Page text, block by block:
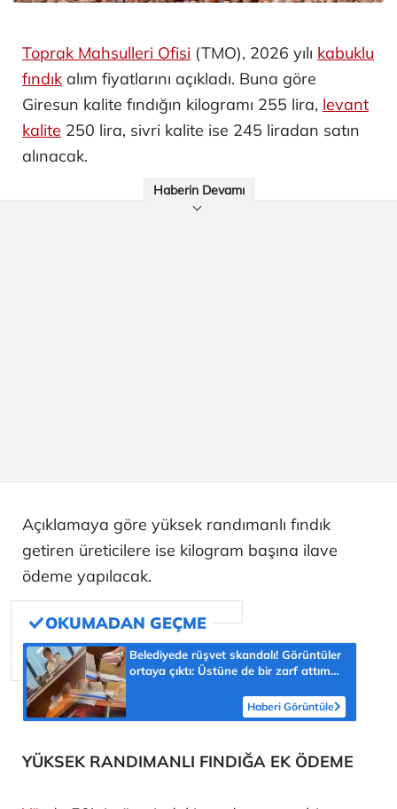
Toprak Mahsulleri Ofisi (TMO), 2026 yılı kabuklu
fındık alım fiyatlarını açıkladı. Buna göre
Giresun kalite fındığın kilogramı 255 lira, levant
kalite 250 lira, sivri kalite ise 245 liradan satın
alınacak.
Haberin Devamı
Açıklamaya göre yüksek randımanlı fındık
getiren üreticilere ise kilogram başına ilave
ödeme yapılacak.
Belediyede rüşvet skandalı! Görüntüler
ortaya çıktı: Üstüne de bir zarf attım
Haberi Görüntüle
YÜKSEK RANDIMANLI FINDIĞA EK ÖDEME